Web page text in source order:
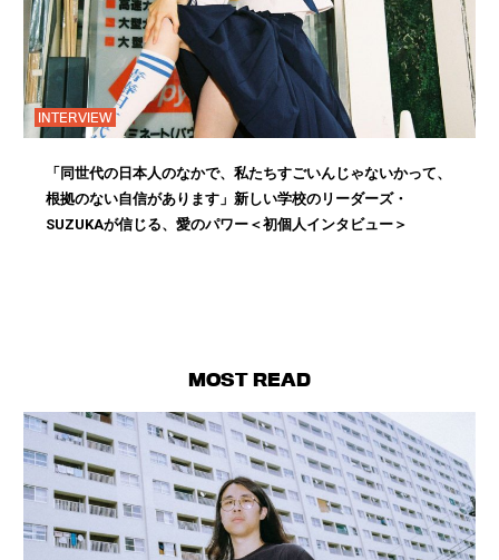
INTERVIEW
「同世代の日本人のなかで、私たちすごいんじゃないかって、
根拠のない自信があります」新しい学校のリーダーズ・
SUZUKAが信じる、愛のパワー＜初個人インタビュー＞
MOST READ